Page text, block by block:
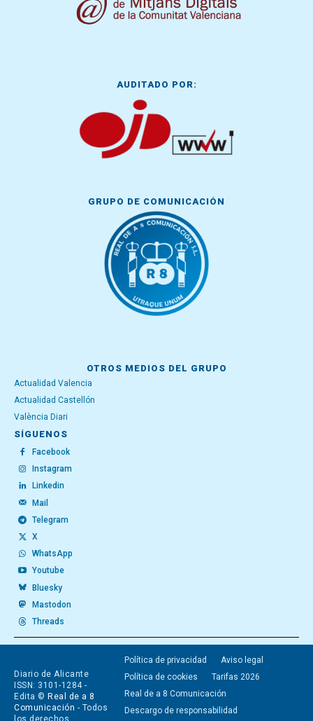
AUDITADO POR:
GRUPO DE COMUNICACIÓN
OTROS MEDIOS DEL GRUPO
Actualidad Valencia
Actualidad Castellón
València Diari
SÍGUENOS
Facebook
Instagram
Linkedin
Mail
Telegram
X
WhatsApp
Youtube
Bluesky
Mastodon
Threads
Diario de Alicante
ISSN: 3101-1284 -
Edita © Real de a 8
Comunicación - Todos
Política de privacidad
Aviso legal
Política de cookies
Tarifas 2026
Real de a 8 Comunicación
Descargo de responsabilidad